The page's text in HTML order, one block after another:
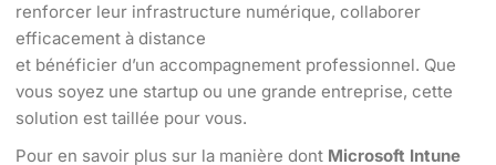
renforcer leur infrastructure numérique, collaborer
efficacement à distance
et bénéficier d’un accompagnement professionnel. Que
vous soyez une startup ou une grande entreprise, cette
solution est taillée pour vous.
Pour en savoir plus sur la manière dont Microsoft Intune